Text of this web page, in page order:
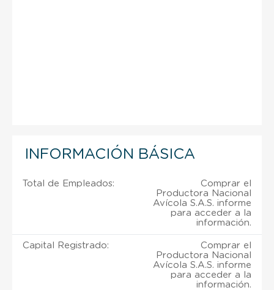
INFORMACIÓN BÁSICA
Total de Empleados:
Comprar el
Productora Nacional
Avícola S.A.S. informe
para acceder a la
información.
Capital Registrado:
Comprar el
Productora Nacional
Avícola S.A.S. informe
para acceder a la
información.